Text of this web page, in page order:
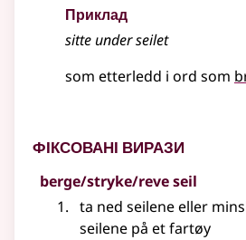
Приклад
sitte under seilet
som etterledd i ord som
Фіксовані вирази
berge/stryke/reve seil
ta ned seilene eller
seilene på et fartøy